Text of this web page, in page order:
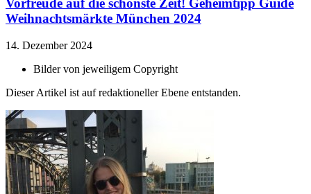
Vorfreude auf die schönste Zeit! Geheimtipp Guide
Weihnachtsmärkte München 2024
14. Dezember 2024
Bilder von jeweiligem Copyright
Dieser Artikel ist auf redaktioneller Ebene entstanden.